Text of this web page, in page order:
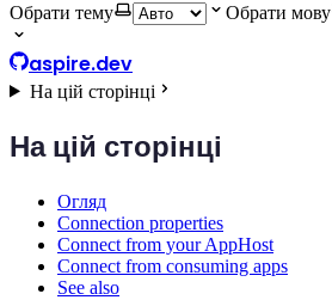
Обрати тему
Обрати мову
aspire.dev
На цій сторінці
На цій сторінці
Огляд
Connection properties
Connect from your AppHost
Connect from consuming apps
See also